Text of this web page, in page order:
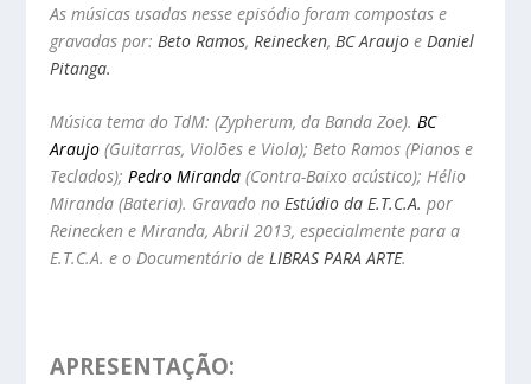
As músicas usadas nesse episódio foram compostas e
gravadas por:Beto Ramos,Reinecken,BC Araujo eDaniel
Pitanga.
Música tema do TdM: (Zypherum, da Banda Zoe).BC
Araujo(Guitarras, Violões e Viola); Beto Ramos (Pianos e
Teclados);Pedro Miranda(Contra-Baixo acústico); Hélio
Miranda (Bateria). Gravado noEstúdio da E.T.C.A. por
Reinecken e Miranda, Abril 2013, especialmente para a
E.T.C.A. e o Documentário deLIBRAS PARA ARTE.
APRESENTAÇÃO: